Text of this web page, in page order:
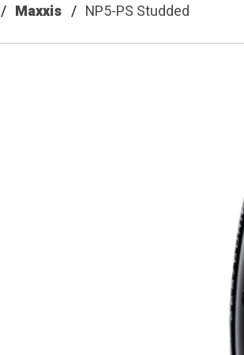
Maxxis NP5-PS Studded